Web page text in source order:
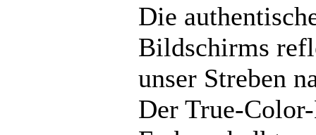
Die
Bildschirms
unser Streben
Der True-